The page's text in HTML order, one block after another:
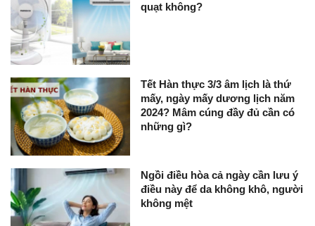
quạt không?
Tết Hàn thực 3/3 âm lịch là thứ
mấy, ngày mấy dương lịch năm
2024? Mâm cúng đầy đủ cần có
những gì?
Ngồi điều hòa cả ngày cần lưu ý
điều này để da không khô, người
không mệt